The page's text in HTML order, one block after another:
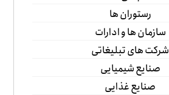
رستوران ها
سازمان ها و ادارات
شرکت های تبلیغاتی
صنایع شیمیایی
صنایع غذایی